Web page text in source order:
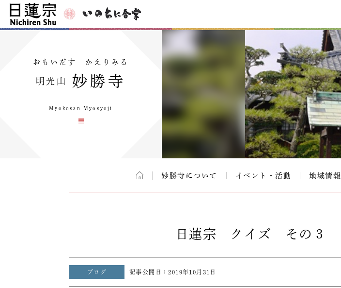
おもいだす かえりみる
明光山 妙勝寺
Myokosan Myosyoji
妙勝寺について イベント・活動 地域情報
日蓮宗 クイズ その３
ブログ 記事公開日：2019年10月31日